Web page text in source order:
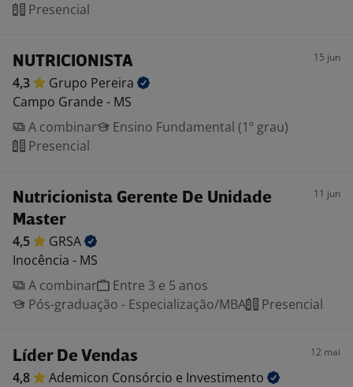
Presencial
NUTRICIONISTA 15 jun
4,3 Grupo Pereira
Campo Grande - MS
A combinar
Ensino Fundamental (1º grau)
Presencial
Nutricionista Gerente De Unidade
Master
11 jun
4,5
GRSA
Inocência - MS
A combinar
Entre 3 e 5 anos
Pós-graduação - Especialização/MBA
Presencial
Líder De Vendas 12 mai
4,8 Ademicon Consórcio e Investimento